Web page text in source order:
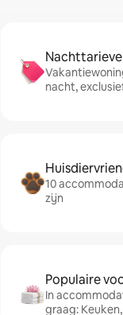
nacht,
10
zijn
Populaire
In
graag: